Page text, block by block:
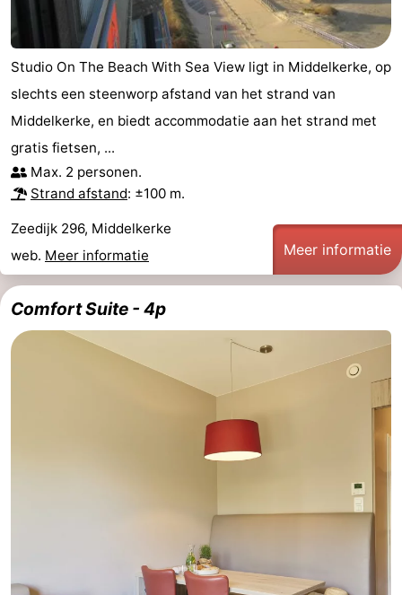
Studio On The Beach With Sea View ligt in Middelkerke, op
slechts een steenworp afstand van het strand van
Middelkerke, en biedt accommodatie aan het strand met
gratis fietsen, ...
Max. 2 personen.
Strand afstand: ±100 m.
Zeedijk 296, Middelkerke
web. Meer informatie Meer informatie
Comfort Suite - 4p